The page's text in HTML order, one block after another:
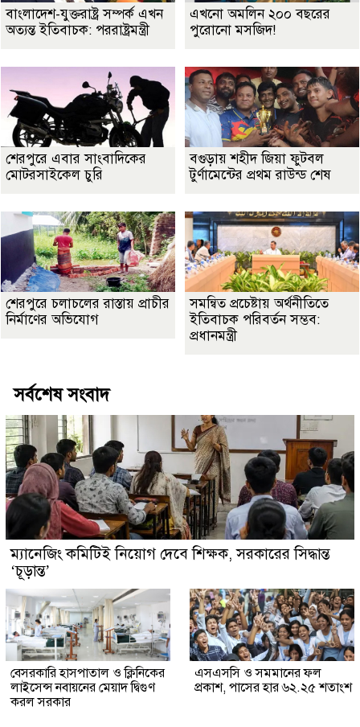
বাংলাদেশ-যুক্তরাষ্ট্র সম্পর্ক এখন
অত্যন্ত ইতিবাচক: পররাষ্ট্রমন্ত্রী
এখনো অমলিন ২০০ বছরের
পুরোনো মসজিদ!
শেরপুরে এবার সাংবাদিকের
মোটরসাইকেল চুরি
বগুড়ায় শহীদ জিয়া ফুটবল
টুর্ণামেন্টের প্রথম রাউন্ড শেষ
শেরপুরে চলাচলের রাস্তায় প্রাচীর
নির্মাণের অভিযোগ
সমন্বিত প্রচেষ্টায় অর্থনীতিতে
ইতিবাচক পরিবর্তন সম্ভব:
প্রধানমন্ত্রী
সর্বশেষ সংবাদ
ম্যানেজিং কমিটিই নিয়োগ দেবে শিক্ষক, সরকারের সিদ্ধান্ত
‘চূড়ান্ত’
বেসরকারি হাসপাতাল ও ক্লিনিকের
লাইসেন্স নবায়নের মেয়াদ দ্বিগুণ
করল সরকার
এসএসসি ও সমমানের ফল
প্রকাশ, পাসের হার ৬২.২৫ শতাংশ